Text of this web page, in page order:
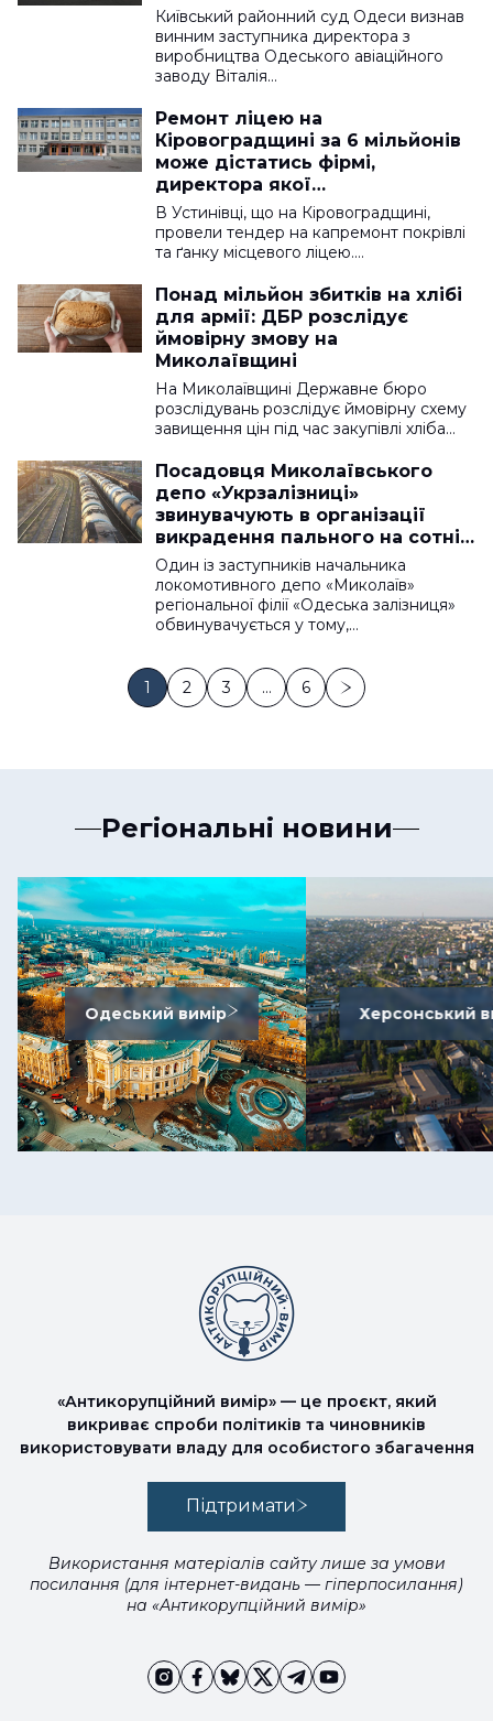
Київський районний суд Одеси визнав
винним заступника директора з
виробництва Одеського авіаційного
заводу Віталія…
Ремонт ліцею на
Кіровоградщині за 6 мільйонів
може дістатись фірмі,
директора якої
обвинувачували у
зловживаннях
В Устинівці, що на Кіровоградщині,
провели тендер на капремонт покрівлі
та ґанку місцевого ліцею.…
Понад мільйон збитків на хлібі
для армії: ДБР розслідує
ймовірну змову на
Миколаївщині
На Миколаївщині Державне бюро
розслідувань розслідує ймовірну схему
завищення цін під час закупівлі хліба…
Посадовця Миколаївського
депо «Укрзалізниці»
звинувачують в організації
викрадення пального на сотні
тисяч гривень
Один із заступників начальника
локомотивного депо «Миколаїв»
регіональної філії «Одеська залізниця»
обвинувачується у тому,…
1 2 3 … 6
Регіональні новини
Одеський вимір Херсонський
«Антикорупційний вимір» — це проєкт, який
викриває спроби політиків та чиновників
використовувати владу для особистого збагачення
Підтримати
Використання матеріалів сайту лише за умови
посилання (для інтернет-видань — гіперпосилання)
на «Антикорупційний вимір»